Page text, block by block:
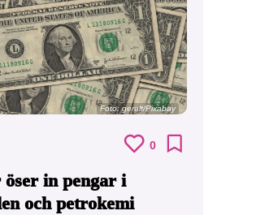
Foto:geralt/Pixabay
0
in pengar i
och petrokemi